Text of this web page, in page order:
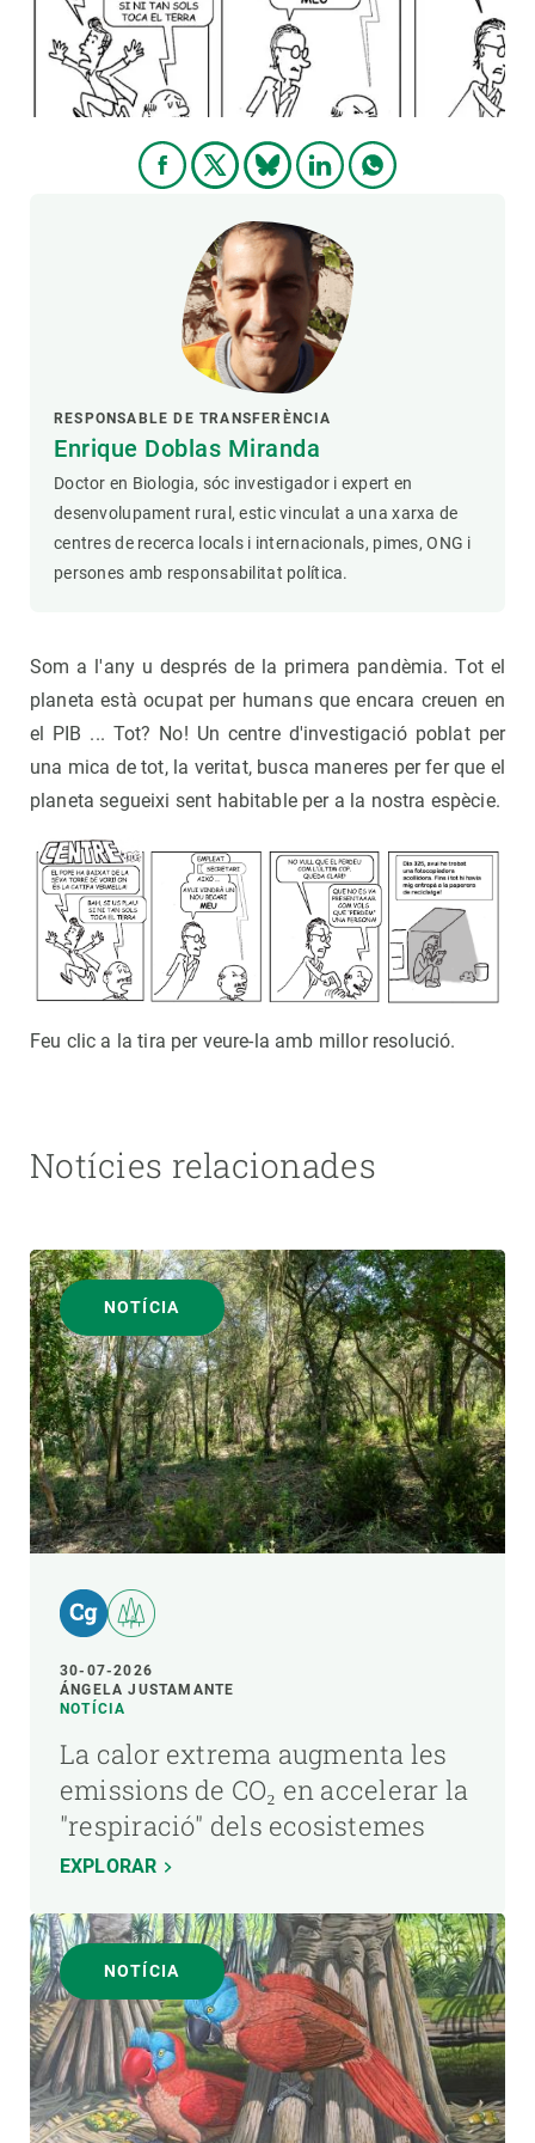
RESPONSABLE DE TRANSFERÈNCIA
Enrique Doblas Miranda
Doctor en Biologia, sóc investigador i expert en
desenvolupament rural, estic vinculat a una xarxa de
centres de recerca locals i internacionals, pimes, ONG i
persones amb responsabilitat política.
Som a l'any u després de la primera pandèmia. Tot el
planeta està ocupat per humans que encara creuen en
el PIB ... Tot? No! Un centre d'investigació poblat per
una mica de tot, la veritat, busca maneres per fer que el
planeta segueixi sent habitable per a la nostra espècie.
Feu clic a la tira per veure-la amb millor resolució.
Notícies relacionades
NOTÍCIA
30-07-2026
ÁNGELA JUSTAMANTE
NOTÍCIA
La calor extrema augmenta les
emissions de CO₂ en accelerar la
"respiració" dels ecosistemes
EXPLORAR
NOTÍCIA
PARTICIPA
NOTÍCIES I AGENDA